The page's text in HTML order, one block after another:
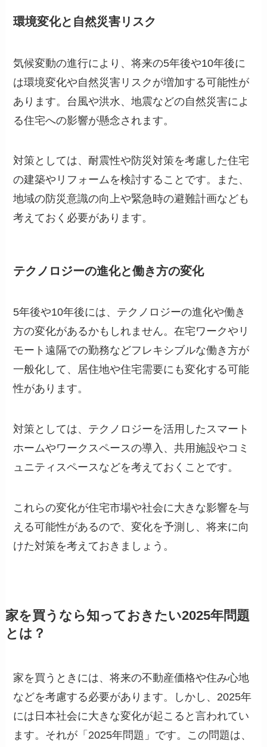
環境変化と自然災害リスク
気候変動の進行により、将来の5年後や10年後に
は環境変化や自然災害リスクが増加する可能性が
あります。台風や洪水、地震などの自然災害によ
る住宅への影響が懸念されます。
対策としては、耐震性や防災対策を考慮した住宅
の建築やリフォームを検討することです。また、
地域の防災意識の向上や緊急時の避難計画なども
考えておく必要があります。
テクノロジーの進化と働き方の変化
5年後や10年後には、テクノロジーの進化や働き
方の変化があるかもしれません。在宅ワークやリ
モート遠隔での勤務などフレキシブルな働き方が
一般化して、居住地や住宅需要にも変化する可能
性があります。
対策としては、テクノロジーを活用したスマート
ホームやワークスペースの導入、共用施設やコミ
ュニティスペースなどを考えておくことです。
これらの変化が住宅市場や社会に大きな影響を与
える可能性があるので、変化を予測し、将来に向
けた対策を考えておきましょう。
家を買うなら知っておきたい2025年問題
とは？
家を買うときには、将来の不動産価格や住み心地
などを考慮する必要があります。しかし、2025年
には日本社会に大きな変化が起こると言われてい
ます。それが「2025年問題」です。この問題は、